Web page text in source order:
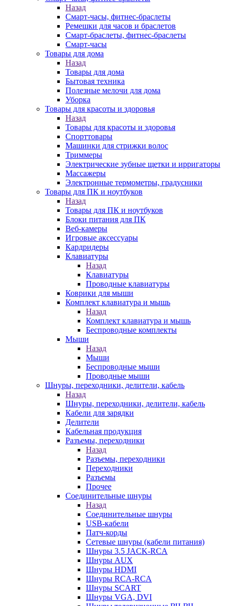
Назад
Смарт-часы, фитнес-браслеты
Ремешки для часов и браслетов
Смарт-браслеты, фитнес-браслеты
Смарт-часы
Товары для дома
Назад
Товары для дома
Бытовая техника
Полезные мелочи для дома
Уборка
Товары для красоты и здоровья
Назад
Товары для красоты и здоровья
Спорттовары
Машинки для стрижки волос
Триммеры
Электрические зубные щетки и ирригаторы
Массажеры
Электронные термометры, градусники
Товары для ПК и ноутбуков
Назад
Товары для ПК и ноутбуков
Блоки питания для ПК
Веб-камеры
Игровые аксессуары
Кардридеры
Клавиатуры
Назад
Клавиатуры
Проводные клавиатуры
Коврики для мыши
Комплект клавиатура и мышь
Назад
Комплект клавиатура и мышь
Беспроводные комплекты
Мыши
Назад
Мыши
Беспроводные мыши
Проводные мыши
Шнуры, переходники, делители, кабель
Назад
Шнуры, переходники, делители, кабель
Кабели для зарядки
Делители
Кабельная продукция
Разъемы, переходники
Назад
Разъемы, переходники
Переходники
Разъемы
Прочее
Соединительные шнуры
Назад
Соединительные шнуры
USB-кабели
Патч-корды
Сетевые шнуры (кабели питания)
Шнуры 3.5 JACK-RCA
Шнуры AUX
Шнуры HDMI
Шнуры RCA-RCA
Шнуры SCART
Шнуры VGA, DVI